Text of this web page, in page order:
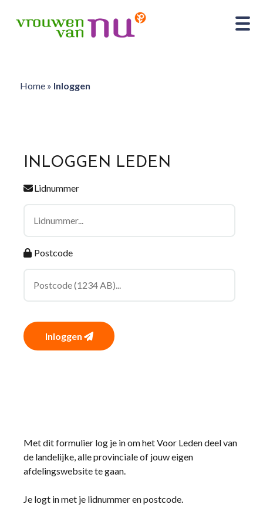
Home» Inloggen
INLOGGEN LEDEN
Lidnummer
Postcode
Inloggen
Met dit formulier log je in om het Voor Leden deel van
de landelijke, alle provinciale of jouw eigen
afdelingswebsite te gaan.
Je logt in met je lidnummer en postcode.